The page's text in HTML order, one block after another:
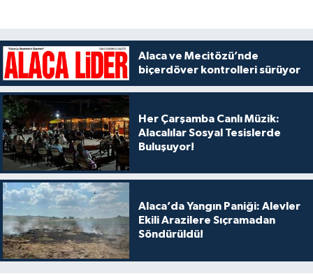
Alaca ve Mecitözü’nde
biçerdöver kontrolleri sürüyor
Her Çarşamba Canlı Müzik:
Alacalılar Sosyal Tesislerde
Buluşuyor!
Alaca’da Yangın Paniği: Alevler
Ekili Arazilere Sıçramadan
Söndürüldü!